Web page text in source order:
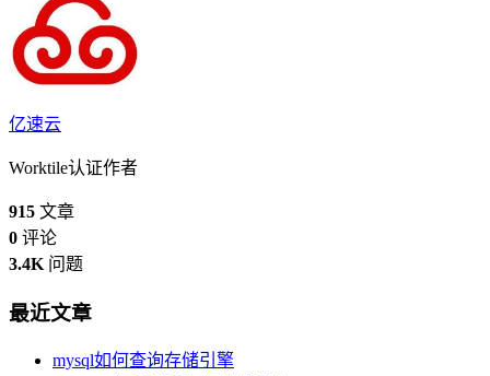
亿速云
Worktile认证作者
915 文章
0 评论
3.4K 问题
最近文章
mysql如何查询存储引擎